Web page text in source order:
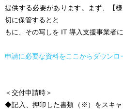
提供する必要があります。まず、【
切に保管するとと
もに、その写しを IT 導入支援事業者
申請に必要な資料をここからダウンロ
＜交付申請時＞
◆記入、押印した書類（※）をスキャ